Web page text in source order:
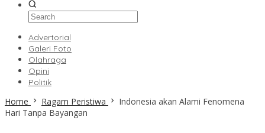
Advertorial
Galeri Foto
Olahraga
Opini
Politik
Home Ragam Peristiwa
Indonesia akan Alami Fenomena
Hari Tanpa Bayangan